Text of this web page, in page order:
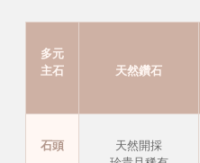
多元
主石
天然鑽石
石頭
天然開採